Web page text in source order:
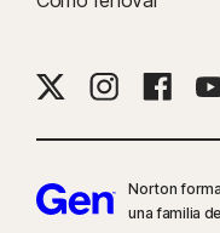
YouTube incrustados en
Basado en una prueba de
noviembre de 2023.
Norton
una familia